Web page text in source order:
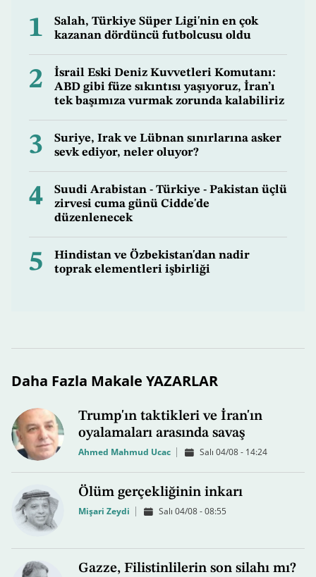
1
Salah, Türkiye Süper Ligi'nin en çok
kazanan dördüncü futbolcusu oldu
2
İsrail Eski Deniz Kuvvetleri Komutanı:
ABD gibi füze sıkıntısı yaşıyoruz, İran’ı
tek başımıza vurmak zorunda kalabiliriz
3
Suriye, Irak ve Lübnan sınırlarına asker
sevk ediyor, neler oluyor?
4
Suudi Arabistan - Türkiye - Pakistan üçlü
zirvesi cuma günü Cidde'de
düzenlenecek
5
Hindistan ve Özbekistan'dan nadir
toprak elementleri işbirliği
Daha Fazla Makale YAZARLAR
Trump'ın taktikleri ve İran'ın
oyalamaları arasında savaş
Ahmed Mahmud Ucac Salı 04/08 - 14:24
Ölüm gerçekliğinin inkarı
Mişari Zeydi Salı 04/08 - 08:55
Gazze, Filistinlilerin son silahı mı?